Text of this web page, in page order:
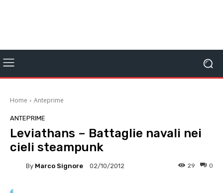
Home Anteprime
ANTEPRIME
Leviathans – Battaglie navali nei
cieli steampunk
By Marco Signore 02/10/2012 0
29